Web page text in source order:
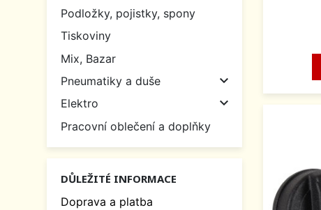
Podložky, pojistky, spony
Tiskoviny
Mix, Bazar
Pneumatiky a duše

Elektro 
Pracovní oblečení a doplňky
DŮLEŽITÉ INFORMACE
Doprava a platba